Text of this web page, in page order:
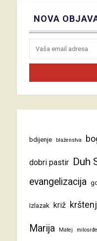
NOVA
bdijenje blaženstva
dobri pastir Duh
evangelizacija
Izlazak križ
Marija Matej milosrđe